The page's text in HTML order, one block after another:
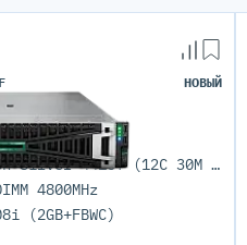
НОВЫЙ
1x Intel Xeon Silver 4410Y (12C 30M Cache 2.00 GHz)
4800MHz
(2GB+FBWC)